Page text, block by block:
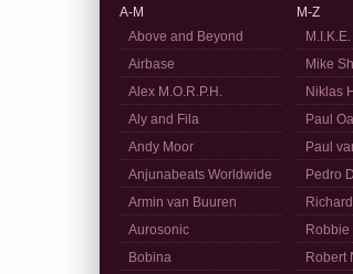
A-M
Above and Beyond
Airbase
Alex M.O.R.P.H.
Aly and Fila
Andy Moor
Anjunabeats Worldwide
Armin van Buuren
Aurosonic
Bobina
M-Z
M.I.K.E.
Mike
Niklas
Paul
Paul
Pedro
Robbie
Robert